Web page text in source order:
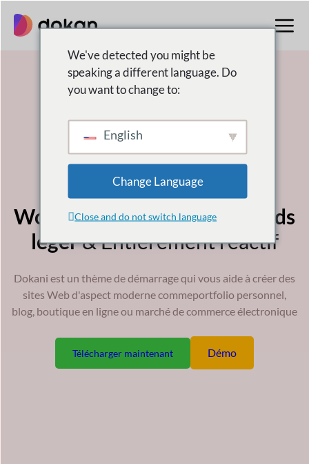
contenu
Thème Dokani
Un polyvalentThème
WordPressC'est,Gratuit,
Poids
léger& Entièrement réactif
Dokani est un thème de démarrage qui vous aide à créer des
sites Web d'aspect moderne commeportfolio personnel,
blog, boutique en ligne ou marché de commerce électronique
Télécharger maintenant Démo
We've detected you might be
speaking a different language. Do
you want to change to:
English
Change Language
Close and do not switch language